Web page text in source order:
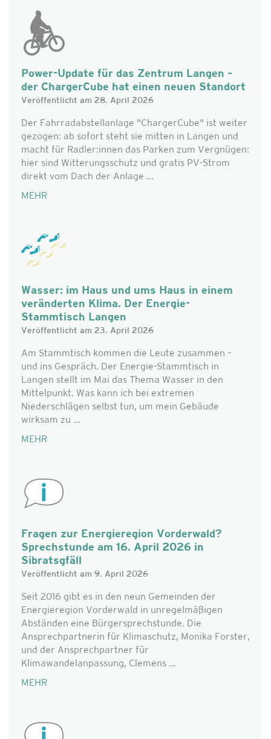
Power-Update für das Zentrum Langen –
der ChargerCube hat einen neuen Standort
Veröffentlicht am 28. April 2026
Der Fahrradabstellanlage "ChargerCube" ist weiter
gezogen: ab sofort steht sie mitten in Langen und
macht für Radler:innen das Parken zum Vergnügen:
hier sind Witterungsschutz und gratis PV-Strom
direkt vom Dach der Anlage ...
MEHR
Wasser: im Haus und ums Haus in einem
veränderten Klima. Der Energie-
Stammtisch Langen
Veröffentlicht am 23. April 2026
Am Stammtisch kommen die Leute zusammen –
und ins Gespräch. Der Energie-Stammtisch in
Langen stellt im Mai das Thema Wasser in den
Mittelpunkt. Was kann ich bei extremen
Niederschlägen selbst tun, um mein Gebäude
wirksam zu ...
MEHR
Fragen zur Energieregion Vorderwald?
Sprechstunde am 16. April 2026 in
Sibratsgfäll
Veröffentlicht am 9. April 2026
Seit 2016 gibt es in den neun Gemeinden der
Energieregion Vorderwald in unregelmäßigen
Abständen eine Bürgersprechstunde. Die
Ansprechpartnerin für Klimaschutz, Monika Forster,
und der Ansprechpartner für
Klimawandelanpassung, Clemens ...
MEHR